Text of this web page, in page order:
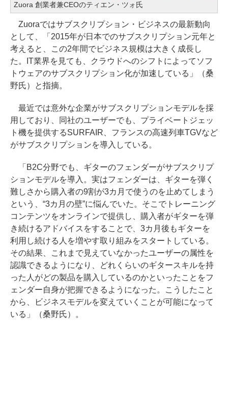
Zuora 創業者兼CEOのティエン・ツォ氏
Zuoraではサブスクリプション・ビジネスの最新動向
として、「2015年が日本でのサブスクリプション元年と
考えると、この2年間でビジネス規模は大きく成長し
た。IT業界を見ても、クラウドへのシフトによってソフ
トウェアのサブスクリプション化が加速している」（桑
野氏）と指摘。
最近では意外な企業がサブスクリプションモデルを採
用しており、同社のユーザーでも、プライベートジェッ
ト機を提供するSURFAIR、フランスの高速列車TGVなど
がサブスクリプションを導入している。
「B2C分野でも、ギターのフェンダーがサブスクリプ
ションモデルを導入。実はフェンダーは、ギターを弾く
難しさから購入者の9割が3カ月で使うのを止めてしまう
という、“3カ月の壁”に悩んでいた。そこでトレーニング
コンテンツをオンラインで提供し、購入者がギターを弾
き続けるアドバイスをすることで、3カ月後もギターを
利用し続ける人を増やす取り組みをスタートしている。
その結果、これまで見えていなかったユーザーの属性を
認識できるようになり、どれくらいのギタースキルを持
った人がどの製品を購入しているのかといったことをフ
ェンダー自身が把握できるようになった。こうしたこと
から、ビジネスモデルを変えていくことが可能になって
いる」（桑野氏）。